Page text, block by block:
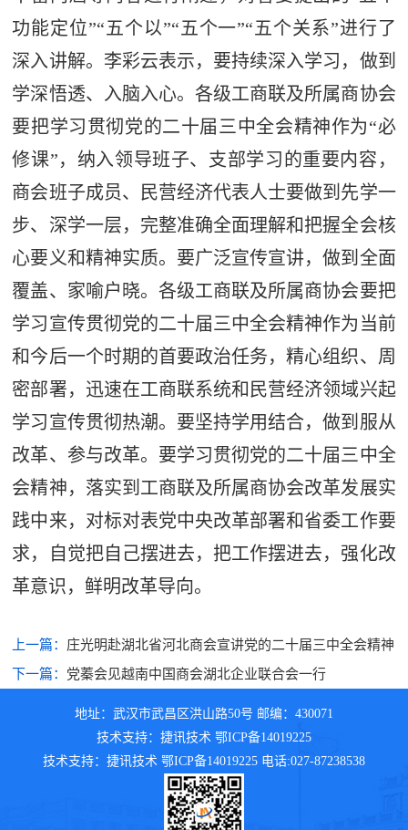
功能定位”“五个以”“五个一”“五个关系”进行了
深入讲解。李彩云表示，要持续深入学习，做到
学深悟透、入脑入心。各级工商联及所属商协会
要把学习贯彻党的二十届三中全会精神作为“必
修课”，纳入领导班子、支部学习的重要内容，
商会班子成员、民营经济代表人士要做到先学一
步、深学一层，完整准确全面理解和把握全会核
心要义和精神实质。要广泛宣传宣讲，做到全面
覆盖、家喻户晓。各级工商联及所属商协会要把
学习宣传贯彻党的二十届三中全会精神作为当前
和今后一个时期的首要政治任务，精心组织、周
密部署，迅速在工商联系统和民营经济领域兴起
学习宣传贯彻热潮。要坚持学用结合，做到服从
改革、参与改革。要学习贯彻党的二十届三中全
会精神，落实到工商联及所属商协会改革发展实
践中来，对标对表党中央改革部署和省委工作要
求，自觉把自己摆进去，把工作摆进去，强化改
革意识，鲜明改革导向。
上一篇： 庄光明赴湖北省河北商会宣讲党的二十届三中全会精神
下一篇： 党蓁会见越南中国商会湖北企业联合会一行
地址：武汉市武昌区洪山路50号 邮编：430071
技术支持：捷讯技术 鄂ICP备14019225
技术支持：捷讯技术 鄂ICP备14019225 电话:027-87238538